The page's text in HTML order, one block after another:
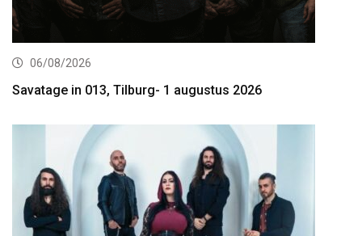
06/08/2026
Savatage in 013, Tilburg- 1 augustus 2026